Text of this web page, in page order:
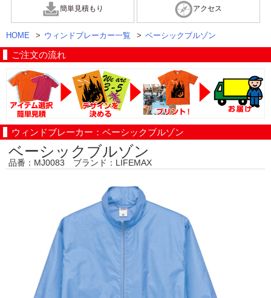
簡単見積もり アクセス
HOME > ウィンドブレーカー一覧 > ベーシックブルゾン
ご注文の流れ
ウィンドブレーカー：ベーシックブルゾン
ベーシックブルゾン
品番：MJ0083 ブランド：LIFEMAX